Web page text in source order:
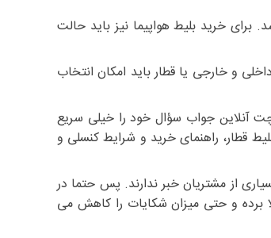
برای خرید بلیط هواپیما نیز باید حالت
و خارجی یا قطار باید امکان انتخاب
آنلاین جواب سؤال خود را خیلی سریع
قطار، راهنمای خرید و شرایط کنسلی و
از مشتریان خبر ندارند. پس حتما در
برده و حتی میزان شکایات را کاهش می